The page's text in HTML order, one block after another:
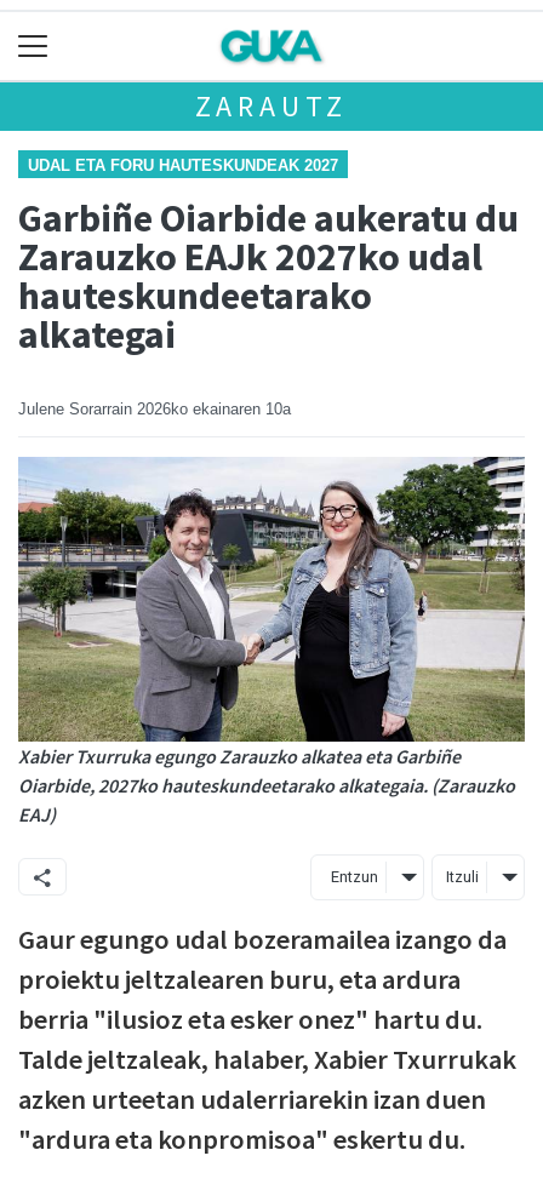
ZARAUTZ
UDAL ETA FORU HAUTESKUNDEAK 2027
Garbiñe Oiarbide aukeratu du
Zarauzko EAJk 2027ko udal
hauteskundeetarako
alkategai
Julene Sorarrain 2026ko ekainaren 10a
Xabier Txurruka egungo Zarauzko alkatea eta Garbiñe
Oiarbide, 2027ko hauteskundeetarako alkategaia. (Zarauzko
EAJ)
Entzun Itzuli
Gaur egungo udal bozeramailea izango da
proiektu jeltzalearen buru, eta ardura
berria "ilusioz eta esker onez" hartu du.
Talde jeltzaleak, halaber, Xabier Txurrukak
azken urteetan udalerriarekin izan duen
"ardura eta konpromisoa" eskertu du.